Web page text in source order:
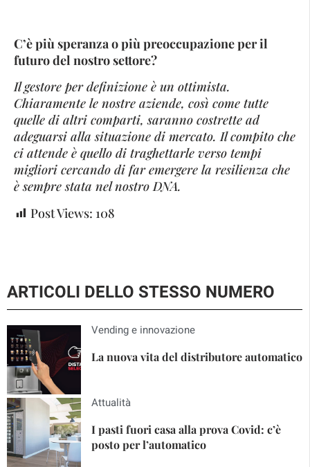
C’è più speranza o più preoccupazione per il
futuro del nostro settore?
Il gestore per definizione è un ottimista.
Chiaramente le nostre aziende, così come tutte
quelle di altri comparti, saranno costrette ad
adeguarsi alla situazione di mercato. Il compito che
ci attende è quello di traghettarle verso tempi
migliori cercando di far emergere la resilienza che
è sempre stata nel nostro DNA.
Post Views: 108
ARTICOLI DELLO STESSO NUMERO
Vending e innovazione
La nuova vita del distributore automatico
Attualità
I pasti fuori casa alla prova Covid: c’è
posto per l’automatico